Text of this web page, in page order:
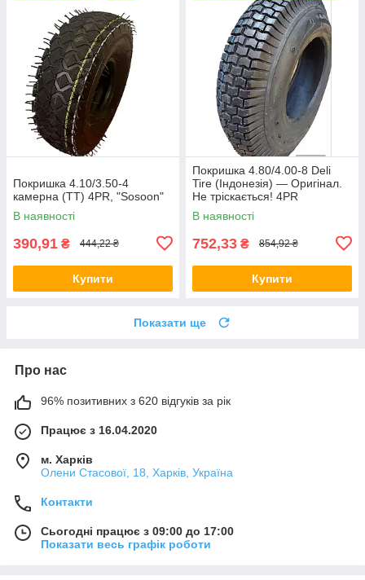
Покришка 4.10/3.50-4
камерна (TT) 4PR, "Sosoon"
В наявності
390,91 ₴ 444,22 ₴
Купити
Покришка 4.80/4.00-8 Deli
Tire (Індонезія) — Оригінал.
Не тріскається! 4PR
(Посилена) 300кг
В наявності
752,33 ₴ 854,92 ₴
Купити
Показати ще
Про нас
96% позитивних з 620 відгуків за рік
Працює з 16.04.2020
м. Харків
Олени Стасової, 18, Харків, Україна
Контакти
Сьогодні працює з 09:00 до 17:00
Показати весь графік роботи